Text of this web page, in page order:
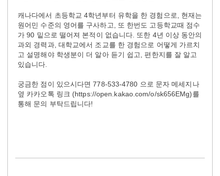
캐나다에서 초등학교 4학년부터 유학을 한 경험으로, 현재는
원어민 수준의 영어를 구사하고, 또 한번도 고등학교때 점수
가 90 밑으로 떨어져 본적이 없습니다. 또한 4년 이상 동안의
과외 경력과, 대학교에서 조교를 한 경험으로 어떻게 가르치
고 설명해야 학생분이 더 알아 듣기 쉽고, 편한지를 잘 알고
있습니다.
궁금한 점이 있으시다면 778-533-4780 으로 문자 메세지나
옆 카카오톡 링크 (https://open.kakao.com/o/sk656EMg)를
통해 문의 부탁드립니다!